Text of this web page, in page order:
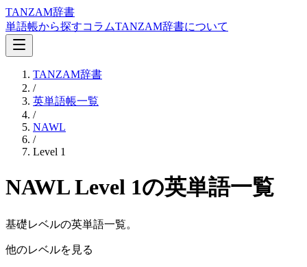
TANZAM辞書
単語帳から探すコラムTANZAM辞書について
TANZAM辞書
/
英単語帳一覧
/
NAWL
/
Level 1
NAWL Level 1の英単語一覧
基礎レベルの英単語一覧。
他のレベルを見る